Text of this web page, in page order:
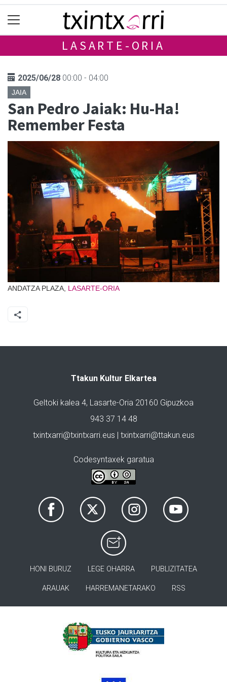
LASARTE-ORIA
2025/06/28 00:00 - 04:00
JAIA
San Pedro Jaiak: Hu-Ha!
Remember Festa
ANDATZA PLAZA, LASARTE-ORIA
Ttakun Kultur Elkartea
Geltoki kalea 4, Lasarte-Oria 20160 Gipuzkoa
943 37 14 48
txintxarri@txintxarri.eus | txintxarri@ttakun.eus
Codesyntaxek garatua
HONI BURUZ LEGE OHARRA PUBLIZITATEA
ARAUAK HARREMANETARAKO RSS